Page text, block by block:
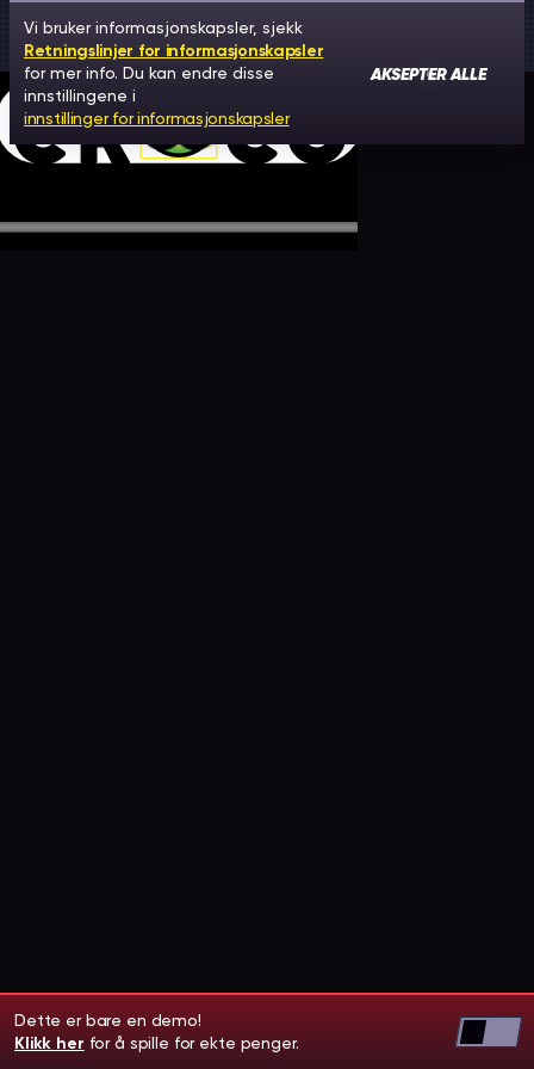
Dette er bare en demo!
Klikk her for å spille for ekte penger.
Vi bruker informasjonskapsler, sjekk
Retningslinjer for informasjonskapsler
for mer info. Du kan endre disse
innstillingene i
innstillinger for informasjonskapsler
AKSEPTER ALLE